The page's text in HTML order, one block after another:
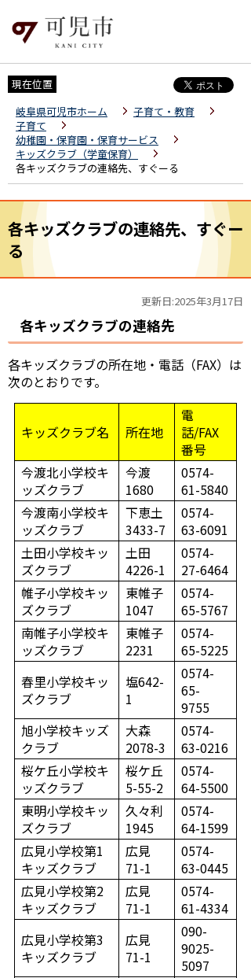
現在位置
岐阜県可児市ホーム
子育て・教育
子育て
幼稚園・保育園・保育サービス
キッズクラブ（学童保育）
各キッズクラブの連絡先、すぐーる
各キッズクラブの連絡先、すぐー
る
更新日:2025年3月17日
各キッズクラブの連絡先
各キッズクラブの所在地・電話（FAX）は
次のとおりです。
キッズクラブ名 所在地
電
話/FAX
番号
今渡北小学校キ
ッズクラブ
今渡
1680
0574-
61-5840
今渡南小学校キ
ッズクラブ
下恵土
3433-7
0574-
63-6091
土田小学校キッ
ズクラブ
土田
4226-1
0574-
27-6464
帷子小学校キッ
ズクラブ
東帷子
1047
0574-
65-5767
南帷子小学校キ
ッズクラブ
東帷子
2231
0574-
65-5225
春里小学校キッ
ズクラブ
塩642-
1
0574-
65-
9755
旭小学校キッズ
クラブ
大森
2078-3
0574-
63-0216
桜ケ丘小学校キ
ッズクラブ
桜ケ丘
5-55-2
0574-
64-5500
東明小学校キッ
ズクラブ
久々利
1945
0574-
64-1599
広見小学校第1
キッズクラブ
広見
71-1
0574-
63-0445
広見小学校第2
キッズクラブ
広見
71-1
0574-
61-4334
広見小学校第3
キッズクラブ
広見
71-1
090-
9025-
5097